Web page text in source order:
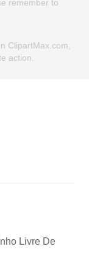
remember to
ClipartMax.com,
action.
Livre De